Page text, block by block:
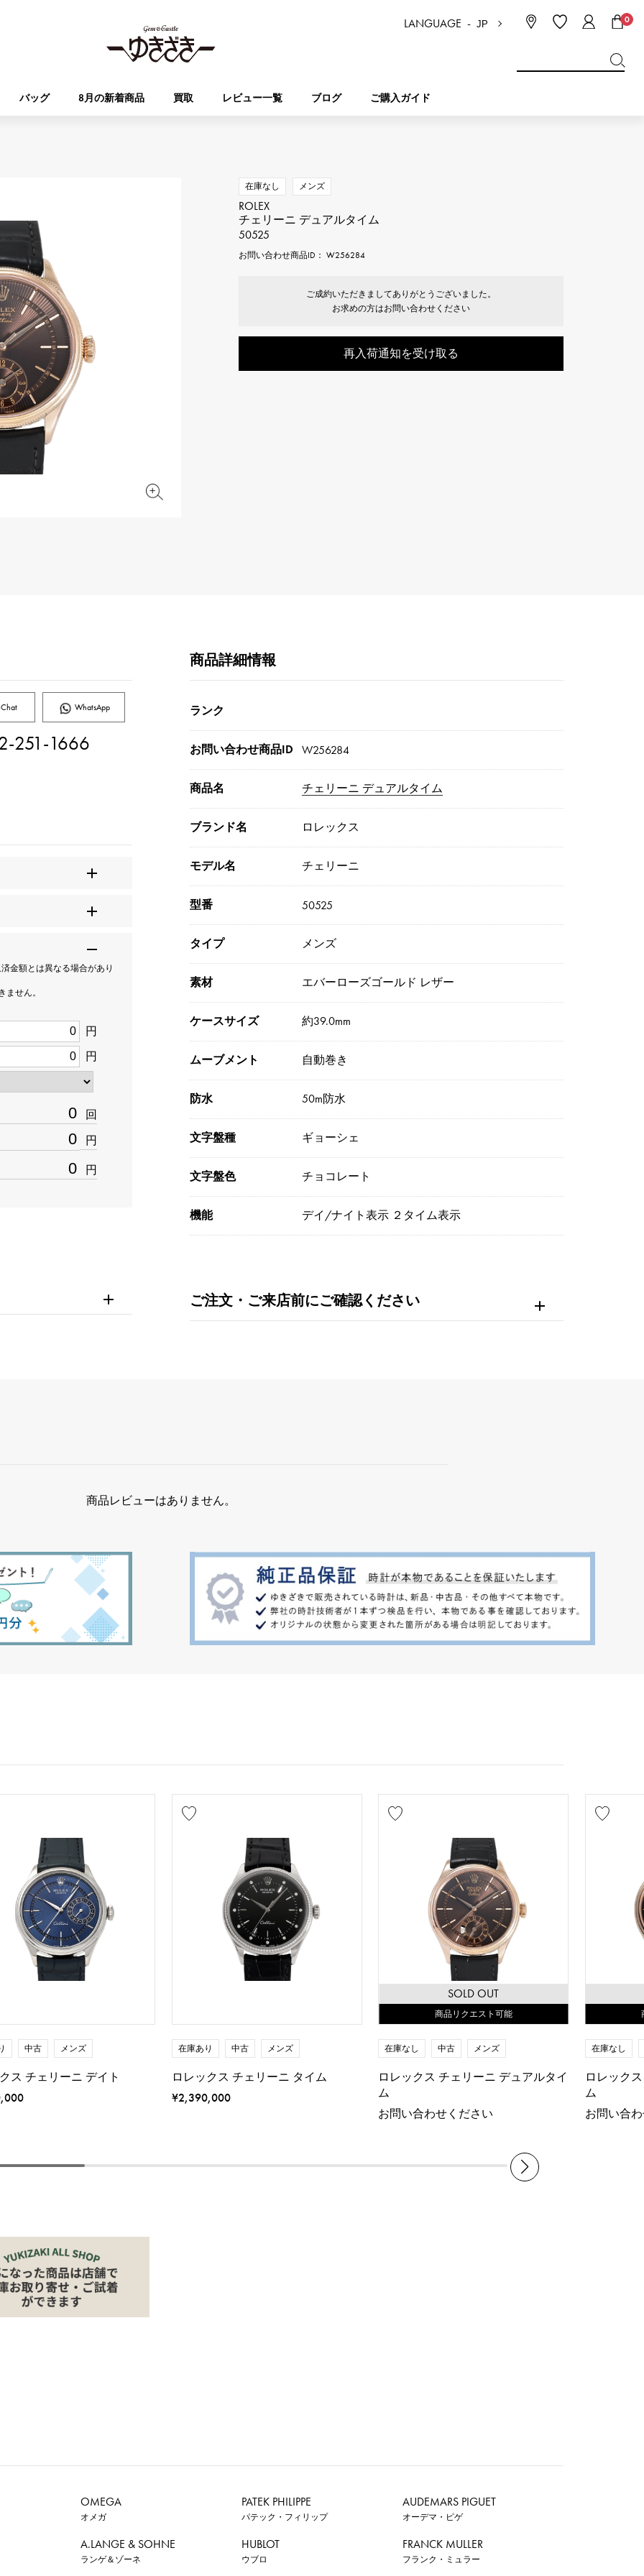
LANGUAGE -JP 0
バッグ 8月の新着商品 買取 レビュー一覧 ブログ ご購入ガイド
ブレゲ
PATEK PHILIPPE
パテック・フィリップ
RICHARD MILLE
リシャール・ミル ヴァシュロン・コンスタンタン パネライ
JAEGER LE COULTRE
ジャガー・ルクルト
CHANEL Cartier
カルティエ
BVLGARI
ブルガリ
TABLE CLOCK
置き時計
DOUBLE TOP
ダブルトップ
YOBIKO
ヨビコ
ALPHA
アルファ エクラ
TwinPinky
ツインピンキー
ANGLER ETERNITY
エタニティ
YUKIZAKI BACHIKAN
ゆきざき バチカン
オリジナルジュエリー一覧へ
エブリン
その他
在庫なし メンズ
ROLEX
チェリーニ デュアルタイム
50525
お問い合わせ商品ID： W256284
ご成約いただきましてありがとうございました。
お求めの方はお問い合わせください
再入荷通知を受け取る
WhatsApp
251-1666
金額とは異なる場合があり
せん。
円
円
回
円
円
商品詳細情報
ランク
お問い合わせ商品ID W256284
商品名 チェリーニ デュアルタイム
ブランド名 ロレックス
モデル名 チェリーニ
型番 50525
タイプ メンズ
素材 エバーローズゴールド レザー
ケースサイズ 約39.0mm
ムーブメント 自動巻き
防水 50m防水
文字盤種 ギョーシェ
文字盤色 チョコレート
機能 デイ/ナイト表示 ２タイム表示
ご注文・ご来店前にご確認ください
商品レビューはありません。
中古 メンズ
ス チェリーニ デイト
在庫あり 中古 メンズ
ロレックス チェリーニ タイム
¥2,390,000
SOLD OUT
商品リクエスト可能
在庫なし 中古 メンズ
ロレックス チェリーニ デュアルタイ
ム
お問い合わせください
在庫なし
ロレック
ム
お問い合
OMEGA
オメガ
PATEK PHILIPPE
パテック・フィリップ
AUDEMARS PIGUET
オーデマ・ピゲ
A.LANGE & SOHNE
ランゲ＆ゾーネ
HUBLOT
ウブロ
FRANCK MULLER
フランク・ミュラー